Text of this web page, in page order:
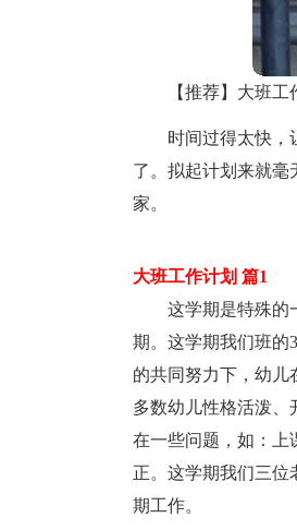
【推荐】大班
时间过得太快，
了。拟起计划来就毫
家。
大班工作计划 篇1
这学期是特殊的
期。这学期我们班的
的共同努力下，幼儿
多数幼儿性格活泼、
在一些问题，如：上
正。这学期我们三位
期工作。